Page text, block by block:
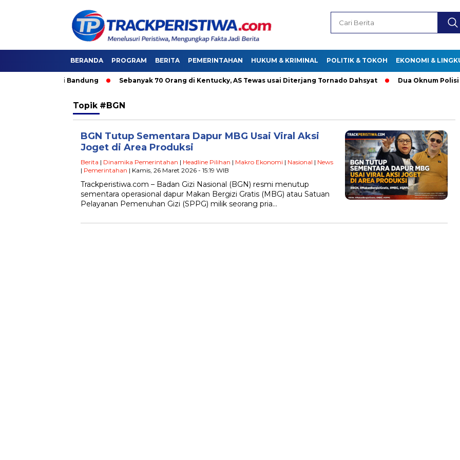
BERANDA PROGRAM BERITA PEMERINTAHAN HUKUM & KRIMINAL POLITIK & TOKOH EKONOMI &
Umum di Bandung Sebanyak 70 Orang di Kentucky, AS Tewas usai Diterjang Tornado Dahsyat Dua Oknum Polisi di
Topik #BGN
BGN Tutup Sementara Dapur MBG Usai Viral Aksi
Joget di Area Produksi
Berita | Dinamika Pemerintahan | Headline Pilihan | Makro Ekonomi | Nasional | News
| Pemerintahan | Kamis, 26 Maret 2026 - 15:19 WIB
Trackperistiwa.com – Badan Gizi Nasional (BGN) resmi menutup
sementara operasional dapur Makan Bergizi Gratis (MBG) atau Satuan
Pelayanan Pemenuhan Gizi (SPPG) milik seorang pria…